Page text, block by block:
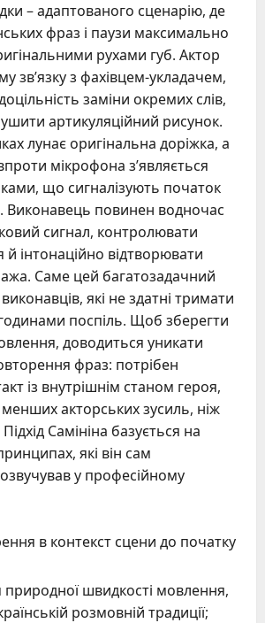
– адаптованого сценарію, де
фраз і паузи максимально
рухами губ. Актор
зв’язку з фахівцем-укладачем,
заміни окремих слів,
артикуляційний рисунок.
лунає оригінальна доріжка, а
мікрофона з’являється
що сигналізують початок
Виконавець повинен водночас
сигнал, контролювати
й інтонаційно відтворювати
Саме цей багатозадачний
які не здатні тримати
поспіль. Щоб зберегти
доводиться уникати
фраз: потрібен
із внутрішнім станом героя,
акторських зусиль, ніж
Самініна базується на
які він сам
у професійному
в контекст сцени до початку
швидкості мовлення,
розмовній традиції;